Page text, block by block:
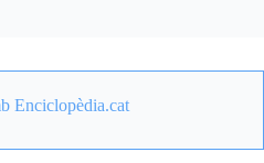
Enciclopèdia.cat